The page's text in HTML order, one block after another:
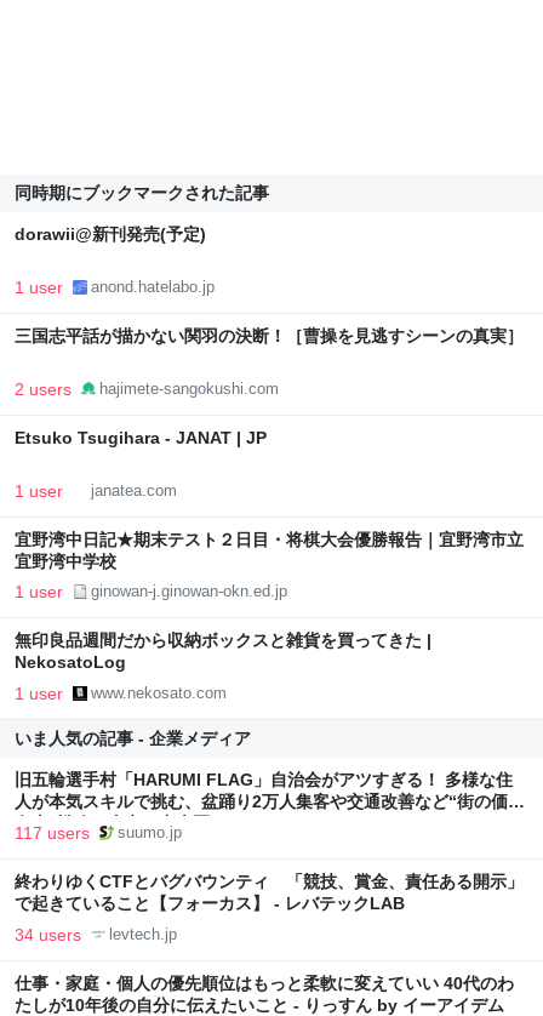
同時期にブックマークされた記事
dorawii@新刊発売(予定)
1 user anond.hatelabo.jp
三国志平話が描かない関羽の決断！［曹操を見逃すシーンの真実］
2 users hajimete-sangokushi.com
Etsuko Tsugihara - JANAT | JP
1 user janatea.com
宜野湾中日記★期末テスト２日目・将棋大会優勝報告｜宜野湾市立
宜野湾中学校
1 user ginowan-j.ginowan-okn.ed.jp
無印良品週間だから収納ボックスと雑貨を買ってきた |
NekosatoLog
1 user www.nekosato.com
いま人気の記事 - 企業メディア
旧五輪選手村「HARUMI FLAG」自治会がアツすぎる！ 多様な住
人が本気スキルで挑む、盆踊り2万人集客や交通改善など“街の価値
向上”戦略 東京・中央区
117 users suumo.jp
終わりゆくCTFとバグバウンティ 「競技、賞金、責任ある開示」
で起きていること【フォーカス】 - レバテックLAB
34 users levtech.jp
仕事・家庭・個人の優先順位はもっと柔軟に変えていい 40代のわ
たしが10年後の自分に伝えたいこと - りっすん by イーアイデム